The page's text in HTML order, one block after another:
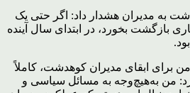
به مدیران هشدار داد: اگر حتی یک
بازگشت بخورد، در ابتدای سال آینده
من برای ابقای مدیران کوهدشت، کاملاً
من به‌هیچ‌وجه به مسائل سیاسی و